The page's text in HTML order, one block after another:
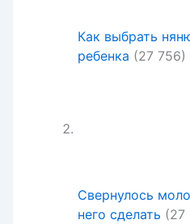
Как выбрать
ребенка (27 756)
Свернулось
него сделать (27